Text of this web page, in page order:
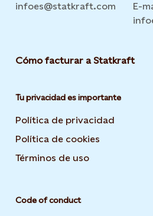
infoes@statkraft.com
E-
Cómo facturar a Statkraft
Tu privacidad es importante
Política de privacidad
Política de cookies
Términos de uso
Code of conduct